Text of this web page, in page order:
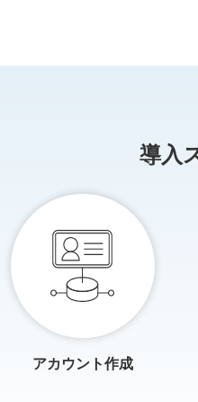
導入
アカウント作成